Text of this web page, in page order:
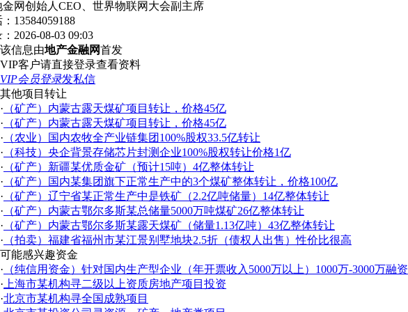
金网创始人CEO、世界物联网大会副主席
13584059188
2026-08-03 09:03
该信息由地产金融网首发
VIP客户请直接登录查看资料
VIP会员登录发私信
其他项目转让
· （矿产）内蒙古露天煤矿项目转让，价格45亿
· （矿产）内蒙古露天煤矿项目转让，价格45亿
· （农业）国内农牧全产业链集团100%股权33.5亿转让
· （科技）央企背景存储芯片封测企业100%股权转让价格1亿
· （矿产）新疆某优质金矿（预计15吨）4亿整体转让
· （矿产）国内某集团旗下正常生产中的3个煤矿整体转让，价格100亿
· （矿产）辽宁省某正常生产中是铁矿（2.2亿吨储量）14亿整体转让
· （矿产）内蒙古鄂尔多斯某总储量5000万吨煤矿26亿整体转让
· （矿产）内蒙古鄂尔多斯某露天煤矿（储量1.13亿吨）43亿整体转让
· （拍卖）福建省福州市某江景别墅地块2.5折（债权人出售）性价比很高
可能感兴趣资金
· （纯信用资金）针对国内生产型企业（年开票收入5000万以上）1000万-3000万融资
· 上海市某机构寻二级以上资质房地产项目投资
·北京市某机构寻全国成熟项目